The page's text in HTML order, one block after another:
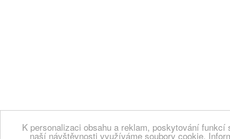
K personalizaci obsahu a reklam, poskytování
naší návštěvnosti využíváme soubory cookie.